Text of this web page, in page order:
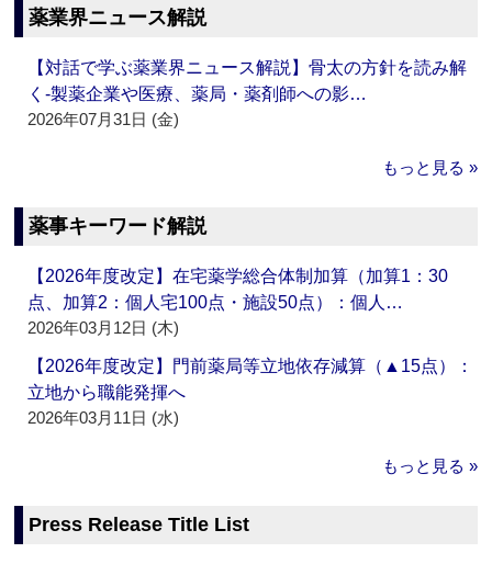
薬業界ニュース解説
【対話で学ぶ薬業界ニュース解説】骨太の方針を読み解
く‐製薬企業や医療、薬局・薬剤師への影…
2026年07月31日 (金)
もっと見る »
薬事キーワード解説
【2026年度改定】在宅薬学総合体制加算（加算1：30
点、加算2：個人宅100点・施設50点）：個人…
2026年03月12日 (木)
【2026年度改定】門前薬局等立地依存減算（▲15点）：
立地から職能発揮へ
2026年03月11日 (水)
もっと見る »
Press Release Title List